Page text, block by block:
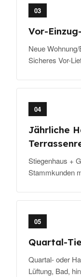
03
Vor-
Neue
Sicheres Vor-
04
Jährliche
Stiegenhaus +
Stammkunden
05
Quartal-
Quartal- oder
Lüftung, Bad,